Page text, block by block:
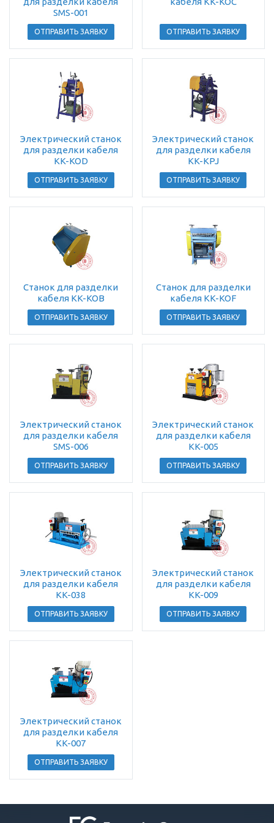
SMS-001
ОТПРАВИТЬ ЗАЯВКУ ОТПРАВИТЬ ЗАЯВКУ
Электрический станок
для разделки кабеля
KK-KOD
ОТПРАВИТЬ ЗАЯВКУ
Электрический станок
для разделки кабеля
KK-KPJ
ОТПРАВИТЬ ЗАЯВКУ
Станок для разделки
кабеля KK-KOB
ОТПРАВИТЬ ЗАЯВКУ
Станок для разделки
кабеля KK-KOF
ОТПРАВИТЬ ЗАЯВКУ
Электрический станок
для разделки кабеля
SMS-006
ОТПРАВИТЬ ЗАЯВКУ
Электрический станок
для разделки кабеля
KK-005
ОТПРАВИТЬ ЗАЯВКУ
Электрический станок
для разделки кабеля
KK-038
ОТПРАВИТЬ ЗАЯВКУ
Электрический станок
для разделки кабеля
KK-009
ОТПРАВИТЬ ЗАЯВКУ
Электрический станок
для разделки кабеля
KK-007
ОТПРАВИТЬ ЗАЯВКУ